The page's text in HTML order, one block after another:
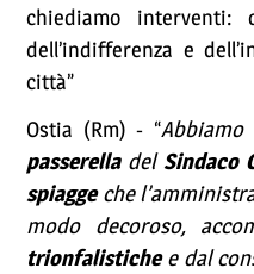
chiediamo
dell’indifferenza e
città”
Ostia (Rm) - “Abbiamo
passerelladel Sindaco
spiaggeche
modo decoroso,
trionfalistichee dal